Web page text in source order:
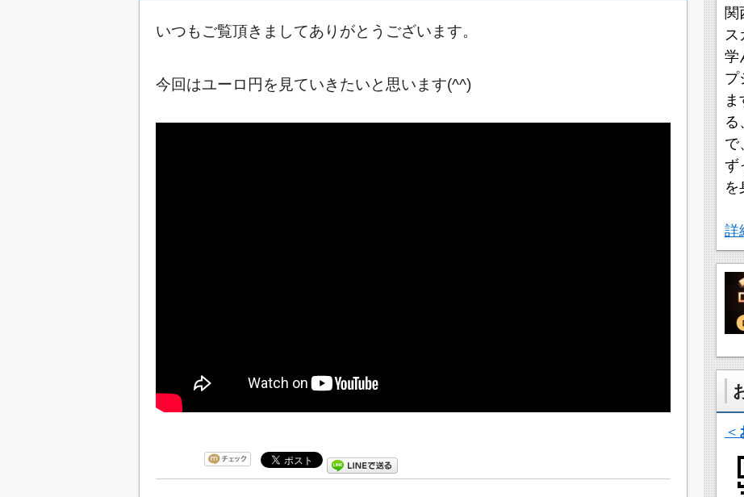
いつもご覧頂きましてありがとうございます。
今回はユーロ円を見ていきたいと思います(^^)
関
学
プ
る
で
ず
を
詳
＜